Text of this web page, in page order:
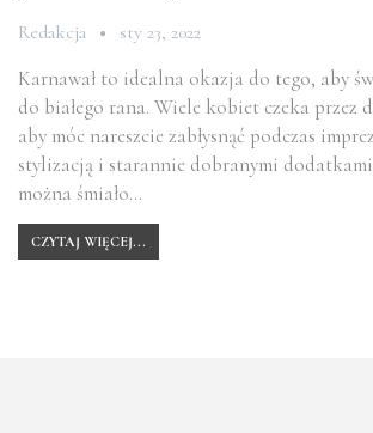
Redakcja sty 23, 2022
Karnawał to idealna okazja do tego, aby
do białego rana. Wiele kobiet czeka przez
aby móc nareszcie zabłysnąć podczas
stylizacją i starannie dobranymi
można śmiało…
CZYTAJ WIĘCEJ...